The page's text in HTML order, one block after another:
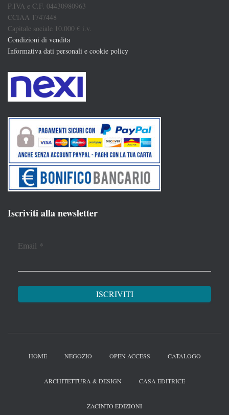
P.IVA e C.F. 04430980963
CCIAA 1747448
Capitale sociale 10.000 € i.v.
Condizioni di vendita
Informativa dati personali e cookie policy
Iscriviti alla newsletter
Email *
HOME NEGOZIO OPEN ACCESS CATALOGO
ARCHITETTURA & DESIGN CASA EDITRICE
ZACINTO EDIZIONI